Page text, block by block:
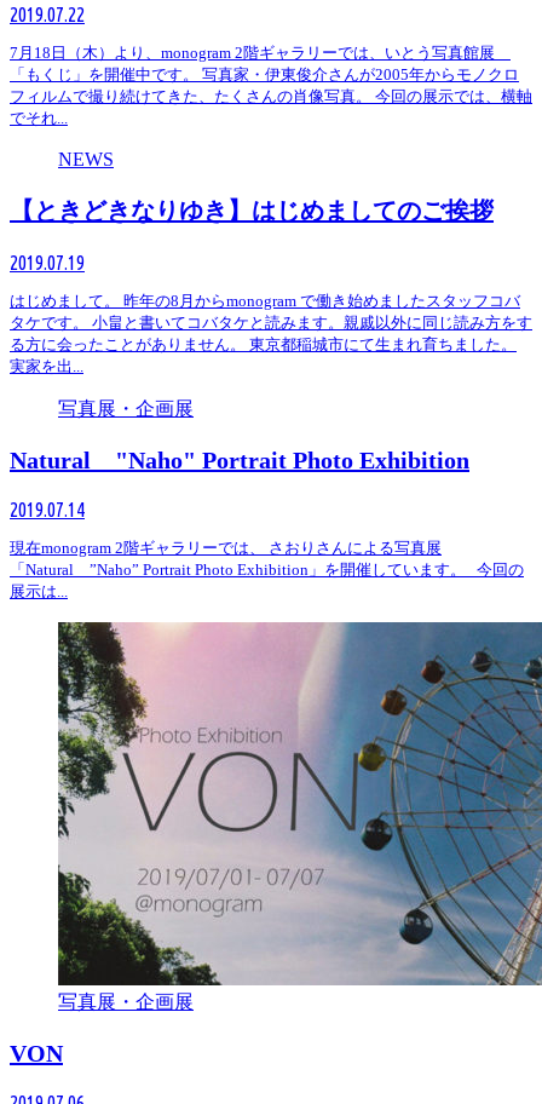
2019.07.22
7月18日（木）より、monogram 2階ギャラリーでは、いとう写真館展
「もくじ」を開催中です。 写真家・伊東俊介さんが2005年からモノクロ
フィルムで撮り続けてきた、たくさんの肖像写真。 今回の展示では、横軸
でそれ...
NEWS
【ときどきなりゆき】はじめましてのご挨拶
2019.07.19
はじめまして。 昨年の8月からmonogram で働き始めましたスタッフコバ
タケです。 小畠と書いてコバタケと読みます。親戚以外に同じ読み方をす
る方に会ったことがありません。 東京都稲城市にて生まれ育ちました。
実家を出...
写真展・企画展
Natural "Naho" Portrait Photo Exhibition
2019.07.14
現在monogram 2階ギャラリーでは、 さおりさんによる写真展
「Natural ”Naho” Portrait Photo Exhibition」を開催しています。 今回の
展示は...
写真展・企画展
VON